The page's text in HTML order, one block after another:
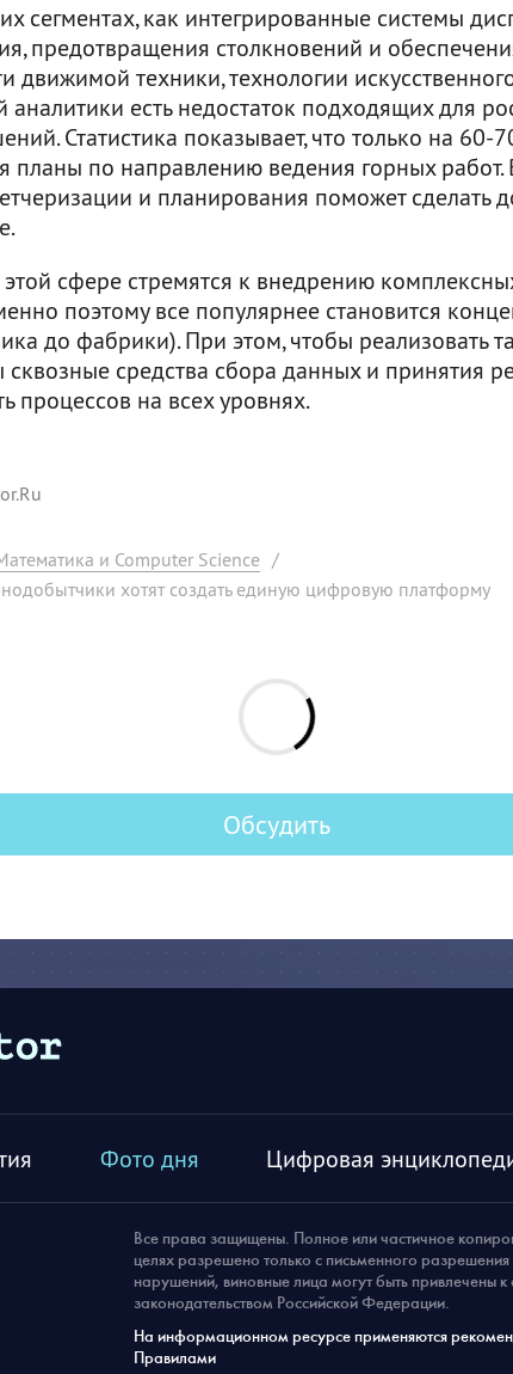
сегментах, как интегрированные системы
предотвращения столкновений и
движимой техники, технологии
аналитики есть недостаток подходящих для
Статистика показывает, что только на 60-
планы по направлению ведения горных работ.
и планирования поможет сделать
сфере стремятся к внедрению
поэтому все популярнее становится
до фабрики). При этом, чтобы реализовать
средства сбора данных и принятия
процессов на всех уровнях.
и Computer Science /
хотят создать единую цифровую платформу
Обсудить
Фото дня Цифровая
Все права защищены. Полное или частичное
целях разрешено только с письменного
нарушений, виновные лица могут быть привлечены к
законодательством Российской Федерации.
На информационном ресурсе применяются
Правилами